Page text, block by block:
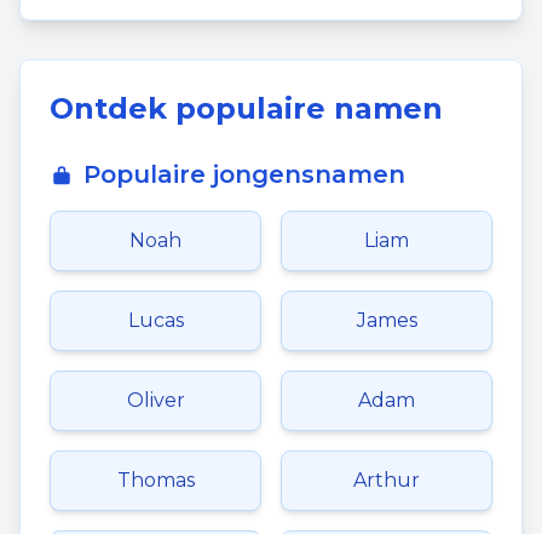
Ontdek populaire namen
Populaire jongensnamen
Noah Liam
Lucas James
Oliver Adam
Thomas Arthur